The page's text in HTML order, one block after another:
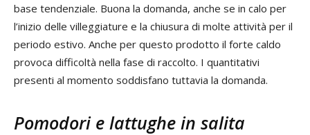
base tendenziale. Buona la domanda, anche se in calo per
l’inizio delle villeggiature e la chiusura di molte attività per il
periodo estivo. Anche per questo prodotto il forte caldo
provoca difficoltà nella fase di raccolto. I quantitativi
presenti al momento soddisfano tuttavia la domanda.
Pomodori e lattughe in salita